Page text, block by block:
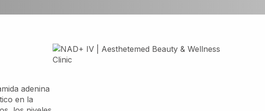
adenina
en la